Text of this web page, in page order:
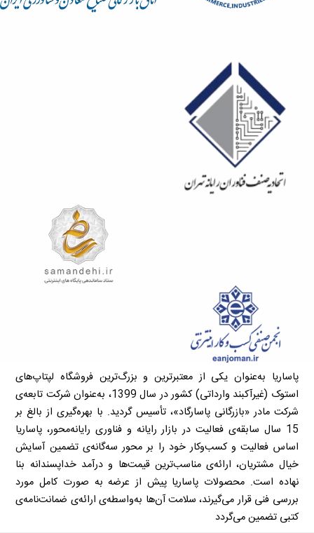
پاساریا به‌عنوان یکی از معتبرترین و بزرگ‌ترین فروشگاه لپتاپ‌های
استوک (غیرآکبند وارداتی) کشور در سال 1399، به‌عنوان شرکت تابعه‌ی
شرکت مادر «بازرگانی پاسارگاد»، تأسیس گردید. با بهره‌گیری از بالغ بر
15 سال سابقه‌ی فعالیت در بازار رایانه و فناوری رایانه‌محور، پاساریا
اساس فعالیت و کسب‌وکار خود را بر محور سه‌گانه‌ی تضمین آسایش
خیال مشتریان، ارائه‌ی مناسب‌ترین قیمت‌ها و درآمد خداپسندانه بنا
نهاده است. محصولات پاساریا پیش از عرضه به صورت کامل مورد
بررسی فنی قرار می‌گیرند، سلامت آن‌ها به‌واسطه‌ی ارائه‌ی ضمانت‌نامه‌ی
کتبی تضمین می‌گردد